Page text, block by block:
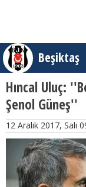
Beşiktaş
Hıncal Uluç:
Şenol Güneş''
12 Aralık 2017, Salı